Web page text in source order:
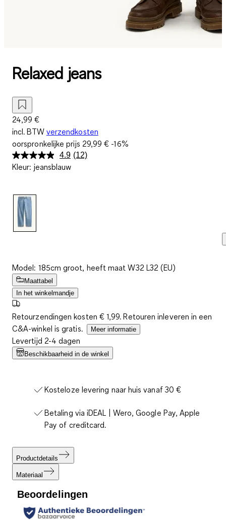
Relaxed jeans
24,99 €
incl. BTW verzendkosten
oorspronkelijke prijs 29,99 € -16%
4.9 Lees
(12)
Kleur: jeansblauw
Model: 185cm groot, heeft maat W32 L32 (EU)
Maattabel
In het winkelmandje
Retourzendingen kosten € 1,99. Retouren inleveren in een
C&A-winkel is gratis.
Meer informatie
Levertijd 2-4 dagen
Beschikbaarheid in de winkel
Kosteloze levering naar huis vanaf 30 €
Betaling via iDEAL | Wero, Google Pay, Apple
Pay of creditcard.
Productdetails
Materiaal
Beoordelingen